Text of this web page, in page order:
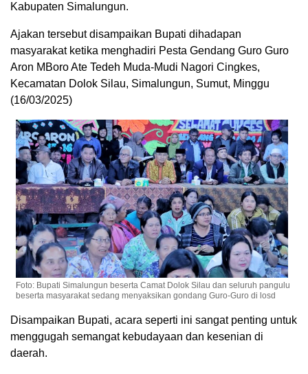
Kabupaten Simalungun.
Ajakan tersebut disampaikan Bupati dihadapan
masyarakat ketika menghadiri Pesta Gendang Guro Guro
Aron MBoro Ate Tedeh Muda-Mudi Nagori Cingkes,
Kecamatan Dolok Silau, Simalungun, Sumut, Minggu
(16/03/2025)
Foto: Bupati Simalungun beserta Camat Dolok Silau dan seluruh pangulu
beserta masyarakat sedang menyaksikan gondang Guro-Guro di losd
Disampaikan Bupati, acara seperti ini sangat penting untuk
menggugah semangat kebudayaan dan kesenian di
daerah.